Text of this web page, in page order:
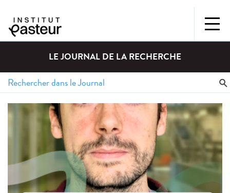
LE JOURNAL DE LA RECHERCHE